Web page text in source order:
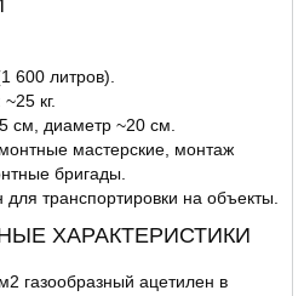
600 литров).
кг.
см, диаметр ~20 см.
мастерские, монтаж
бригады.
транспортировки на объекты.
ХАРАКТЕРИСТИКИ
газообразный ацетилен в